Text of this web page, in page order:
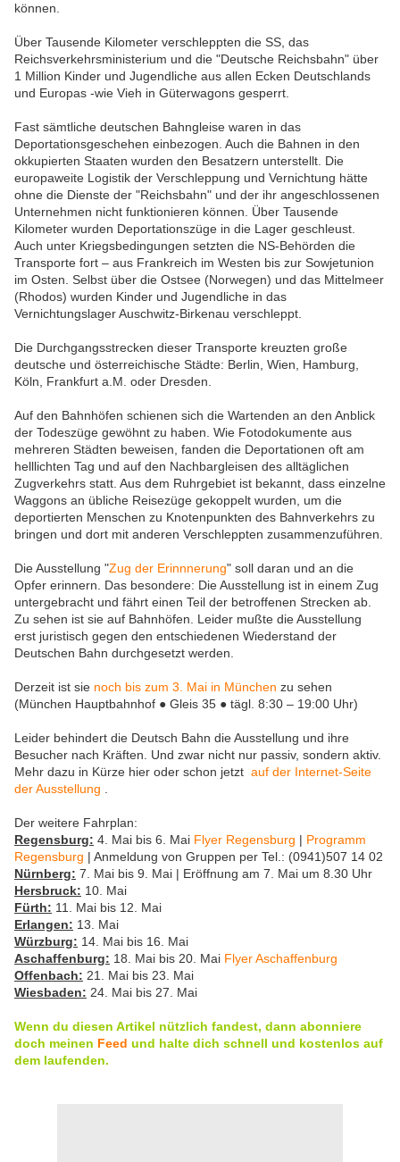
können.
Über Tausende Kilometer verschleppten die SS, das
Reichsverkehrsministerium und die "Deutsche Reichsbahn" über
1 Million Kinder und Jugendliche aus allen Ecken Deutschlands
und Europas -wie Vieh in Güterwagons gesperrt.
Fast sämtliche deutschen Bahngleise waren in das
Deportationsgeschehen einbezogen. Auch die Bahnen in den
okkupierten Staaten wurden den Besatzern unterstellt. Die
europaweite Logistik der Verschleppung und Vernichtung hätte
ohne die Dienste der "Reichsbahn" und der ihr angeschlossenen
Unternehmen nicht funktionieren können. Über Tausende
Kilometer wurden Deportationszüge in die Lager geschleust.
Auch unter Kriegsbedingungen setzten die NS-Behörden die
Transporte fort – aus Frankreich im Westen bis zur Sowjetunion
im Osten. Selbst über die Ostsee (Norwegen) und das Mittelmeer
(Rhodos) wurden Kinder und Jugendliche in das
Vernichtungslager Auschwitz-Birkenau verschleppt.
Die Durchgangsstrecken dieser Transporte kreuzten große
deutsche und österreichische Städte: Berlin, Wien, Hamburg,
Köln, Frankfurt a.M. oder Dresden.
Auf den Bahnhöfen schienen sich die Wartenden an den Anblick
der Todeszüge gewöhnt zu haben. Wie Fotodokumente aus
mehreren Städten beweisen, fanden die Deportationen oft am
helllichten Tag und auf den Nachbargleisen des alltäglichen
Zugverkehrs statt. Aus dem Ruhrgebiet ist bekannt, dass einzelne
Waggons an übliche Reisezüge gekoppelt wurden, um die
deportierten Menschen zu Knotenpunkten des Bahnverkehrs zu
bringen und dort mit anderen Verschleppten zusammenzuführen.
Die Ausstellung "Zug der Erinnnerung" soll daran und an die
Opfer erinnern. Das besondere: Die Ausstellung ist in einem Zug
untergebracht und fährt einen Teil der betroffenen Strecken ab.
Zu sehen ist sie auf Bahnhöfen. Leider mußte die Ausstellung
erst juristisch gegen den entschiedenen Wiederstand der
Deutschen Bahn durchgesetzt werden.
Derzeit ist sie noch bis zum 3. Mai in München zu sehen
(München Hauptbahnhof ● Gleis 35 ● tägl. 8:30 – 19:00 Uhr)
Leider behindert die Deutsch Bahn die Ausstellung und ihre
Besucher nach Kräften. Und zwar nicht nur passiv, sondern aktiv.
Mehr dazu in Kürze hier oder schon jetzt auf der Internet-Seite
der Ausstellung
Der weitere Fahrplan:
Regensburg: 4. Mai bis 6. Mai Flyer Regensburg | Programm
Regensburg | Anmeldung von Gruppen per Tel.: (0941)507 14 02
Nürnberg: 7. Mai bis 9. Mai | Eröffnung am 7. Mai um 8.30 Uhr
Hersbruck: 10. Mai
Fürth: 11. Mai bis 12. Mai
Erlangen: 13. Mai
Würzburg: 14. Mai bis 16. Mai
Aschaffenburg: 18. Mai bis 20. Mai Flyer Aschaffenburg
Offenbach: 21. Mai bis 23. Mai
Wiesbaden: 24. Mai bis 27. Mai
Wenn du diesen Artikel nützlich fandest, dann abonniere
doch meinen Feed und halte dich schnell und kostenlos auf
dem laufenden.